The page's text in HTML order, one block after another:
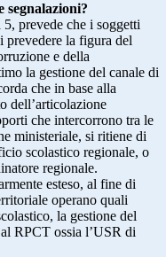
segnalazioni?
prevede che i soggetti
la figura del
e della
la gestione del canale di
che in base alla
dell’articolazione
che intercorrono tra le
ministeriale, si ritiene di
scolastico regionale, o
regionale.
esteso, al fine di
operano quali
la gestione del
RPCT ossia l’USR di